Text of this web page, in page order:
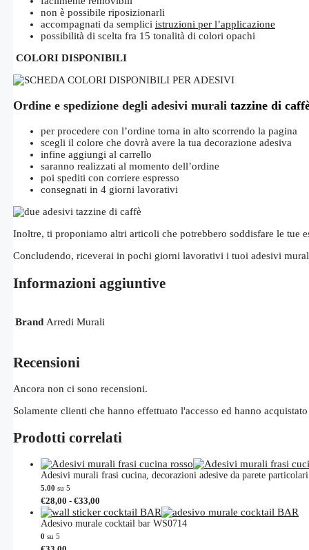
non è possibile riposizionarli
accompagnati da semplici istruzioni per l’applicazione
possibilità di scelta fra 15 tonalità di colori opachi
COLORI DISPONIBILI
Ordine e spedizione degli adesivi murali tazzine di
per procedere con l’ordine torna in alto scorrendo la pagina
scegli il colore che dovrà avere la tua decorazione adesiva
infine aggiungi al carrello
saranno realizzati al momento dell’ordine
poi spediti con corriere espresso
consegnati in 4 giorni lavorativi
Inoltre, ti proponiamo altri articoli che potrebbero soddisfare le tue
Concludendo, riceverai in pochi giorni lavorativi i tuoi adesivi
Informazioni aggiuntive
Brand Arredi Murali
Recensioni
Ancora non ci sono recensioni.
Solamente clienti che hanno effettuato l'accesso ed hanno
Prodotti correlati
Adesivi murali frasi cucina, decorazioni adesive da parete
5.00 su 5
€28,00 - €33,00
di
prezzo:
prodotto
ha
Adesivo murale cocktail bar WS0714
0 su 5